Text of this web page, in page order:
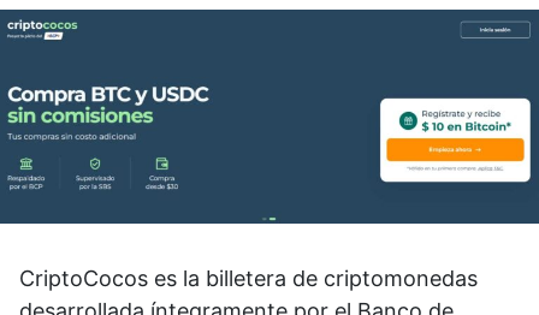
CriptoCocos es la billetera de criptomonedas